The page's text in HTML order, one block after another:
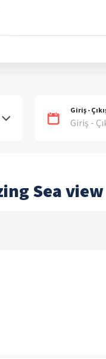
Giriş -
Giriş -
Sea view